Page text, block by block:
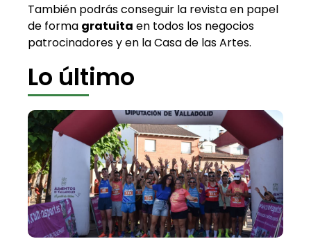
También podrás conseguir la revista en papel
de forma gratuita en todos los negocios
patrocinadores y en la Casa de las Artes.
Lo último